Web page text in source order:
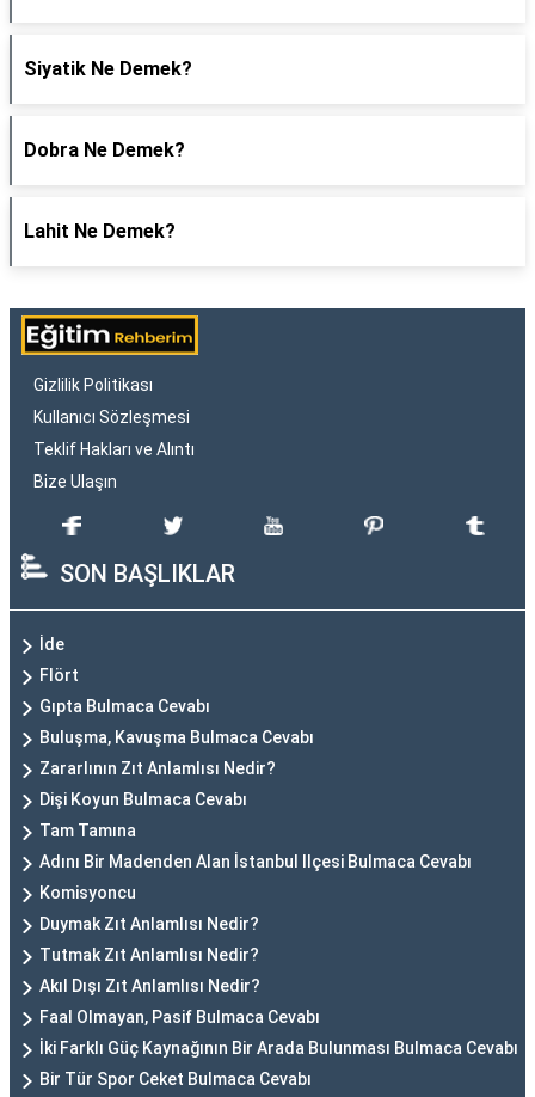
Siyatik Ne Demek?
Dobra Ne Demek?
Lahit Ne Demek?
Gizlilik Politikası
Kullanıcı Sözleşmesi
Teklif Hakları ve Alıntı
Bize Ulaşın
SON BAŞLIKLAR
İde
Flört
Gıpta Bulmaca Cevabı
Buluşma, Kavuşma Bulmaca Cevabı
Zararlının Zıt Anlamlısı Nedir?
Dişi Koyun Bulmaca Cevabı
Tam Tamına
Adını Bir Madenden Alan İstanbul Ilçesi Bulmaca Cevabı
Komisyoncu
Duymak Zıt Anlamlısı Nedir?
Tutmak Zıt Anlamlısı Nedir?
Akıl Dışı Zıt Anlamlısı Nedir?
Faal Olmayan, Pasif Bulmaca Cevabı
İki Farklı Güç Kaynağının Bir Arada Bulunması Bulmaca Cevabı
Bir Tür Spor Ceket Bulmaca Cevabı